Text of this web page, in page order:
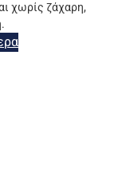
χωρίς ζάχαρη,